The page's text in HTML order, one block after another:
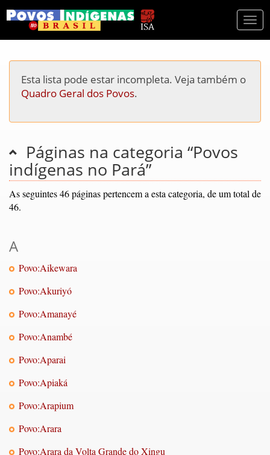
Esta lista pode estar incompleta. Veja também o
Quadro Geral dos Povos.
Páginas na categoria “Povos
indígenas no Pará”
As seguintes 46 páginas pertencem a esta categoria, de um total de
46.
A
Povo:Aikewara
Povo:Akuriyó
Povo:Amanayé
Povo:Anambé
Povo:Aparai
Povo:Apiaká
Povo:Arapium
Povo:Arara
Povo:Arara da Volta Grande do Xingu